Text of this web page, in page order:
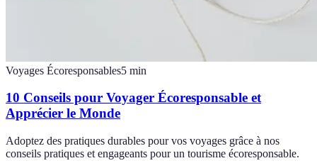
Voyages Écoresponsables5 min
10 Conseils pour Voyager Écoresponsable et
Apprécier le Monde
Adoptez des pratiques durables pour vos voyages grâce à nos
conseils pratiques et engageants pour un tourisme écoresponsable.